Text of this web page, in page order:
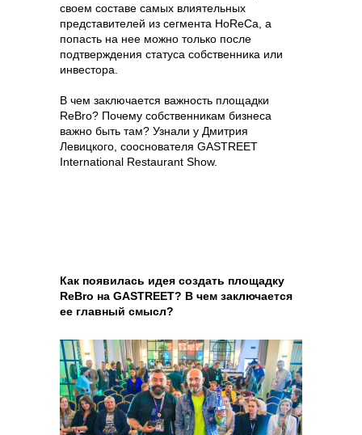
своем составе самых влиятельных
представителей из сегмента HoReCa, а
попасть на нее можно только после
подтверждения статуса собственника или
инвестора.
В чем заключается важность площадки
ReBro? Почему собственникам бизнеса
важно быть там? Узнали у Дмитрия
Левицкого, сооснователя GASTREET
International Restaurant Show.
Как появилась идея создать площадку
ReBro на GASTREET? В чем заключается
ее главный смысл?